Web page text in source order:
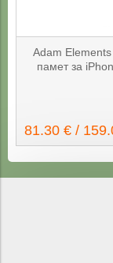
Adam
памет за
81.30 € /